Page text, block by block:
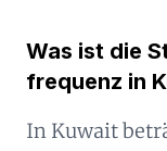
Was ist die
frequenz in
In Kuwait